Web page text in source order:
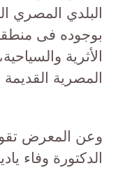
البلدي المصري
بوجوده فى
الأثرية
المصرية القديمة
وعن المعرض تقول
الدكتورة وفاء